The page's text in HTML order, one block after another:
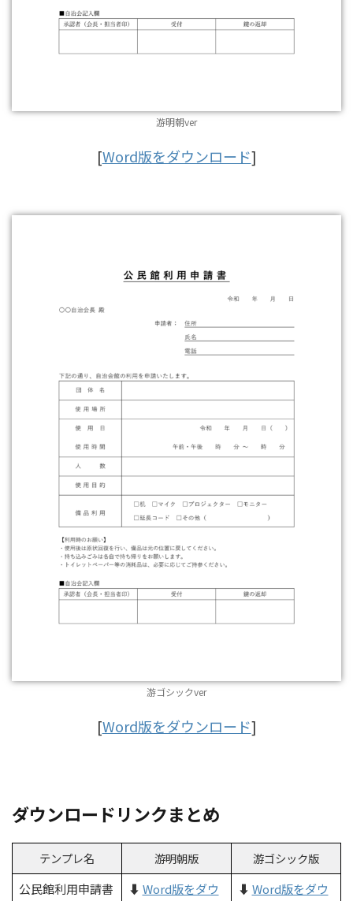
游明朝ver
[Word版をダウンロード]
游ゴシックver
[Word版をダウンロード]
ダウンロードリンクまとめ
テンプレ名 游明朝版
游ゴシック版
公民館利用申請書
⬇️ Word版をダウ
⬇️ Word版をダウ